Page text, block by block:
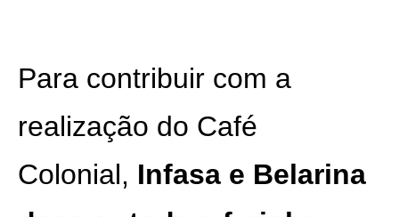
Para contribuir com a
realização do Café
Colonial, Infasa e Belarina